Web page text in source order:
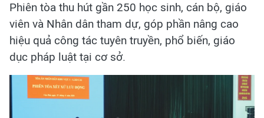
Phiên tòa thu hút gần 250 học sinh, cán bộ, giáo
viên và Nhân dân tham dự, góp phần nâng cao
hiệu quả công tác tuyên truyền, phổ biến, giáo
dục pháp luật tại cơ sở.